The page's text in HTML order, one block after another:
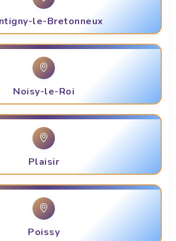
le-Bretonneux
Noisy-le-Roi
Plaisir
Poissy